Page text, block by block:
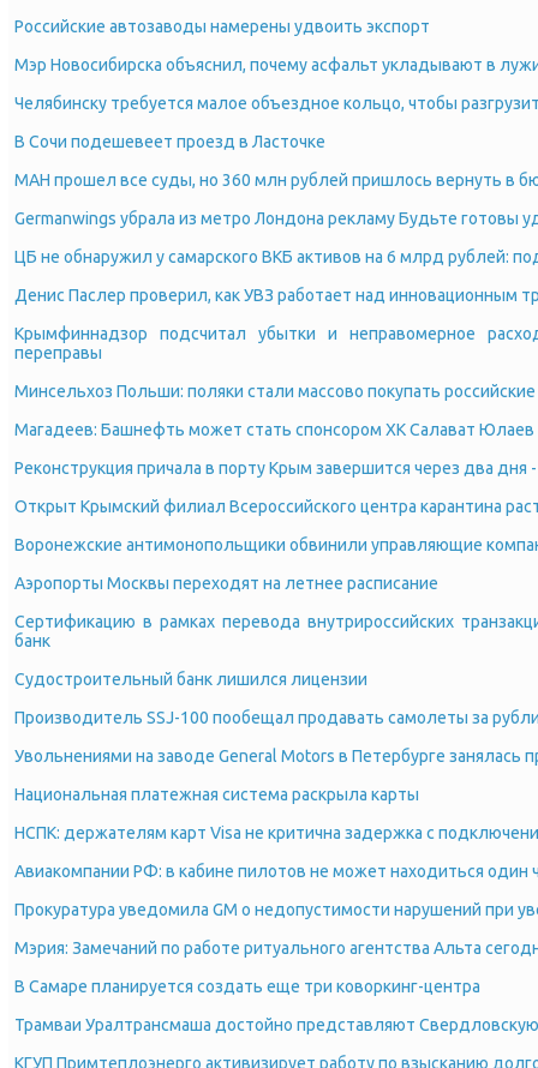
Российские автозаводы намерены удвоить экспорт
Мэр Новосибирска объяснил, почему асфальт укладывают в
Челябинску требуется малое объездное кольцо, чтобы
В Сочи подешевеет проезд в Ласточке
МАН прошел все суды, но 360 млн рублей пришлось вернуть в
Germanwings убрала из метро Лондона рекламу Будьте готовы
ЦБ не обнаружил у самарского ВКБ активов на 6 млрд рублей:
Денис Паслер проверил, как УВЗ работает над инновационным
Крымфиннадзор подсчитал убытки и неправомерное
переправы
Минсельхоз Польши: поляки стали массово покупать
Магадеев: Башнефть может стать спонсором ХК Салават Юлаев
Реконструкция причала в порту Крым завершится через два дня
Открыт Крымский филиал Всероссийского центра карантина
Воронежские антимонопольщики обвинили управляющие
Аэропорты Москвы переходят на летнее расписание
Сертификацию в рамках перевода внутрироссийских
банк
Судостроительный банк лишился лицензии
Производитель SSJ-100 пообещал продавать самолеты за
Увольнениями на заводе General Motors в Петербурге занялась
Национальная платежная система раскрыла карты
НСПК: держателям карт Visa не критична задержка с
Авиакомпании РФ: в кабине пилотов не может находиться один
Прокуратура уведомила GM о недопустимости нарушений при
Мэрия: Замечаний по работе ритуального агентства Альта
В Самаре планируется создать еще три коворкинг-центра
Трамваи Уралтрансмаша достойно представляют
КГУП Примтеплоэнерго активизирует работу по взысканию